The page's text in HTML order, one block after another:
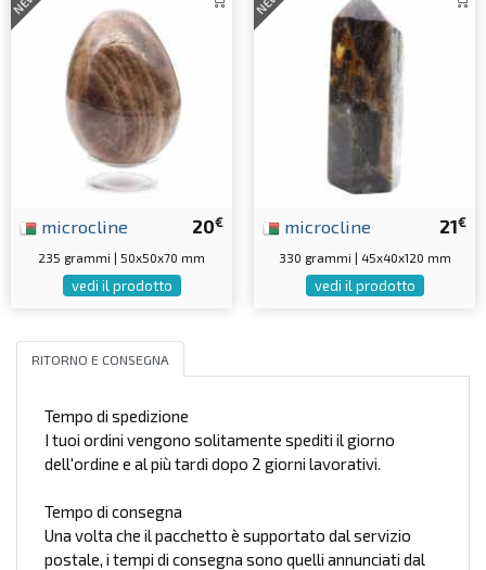
20€
microcline
235 grammi | 50x50x70 mm
vedi il prodotto
21€
microcline
330 grammi | 45x40x120 mm
vedi il prodotto
RITORNO E CONSEGNA
Tempo di spedizione
I tuoi ordini vengono solitamente spediti il giorno
dell'ordine e al più tardi dopo 2 giorni lavorativi.
Tempo di consegna
Una volta che il pacchetto è supportato dal servizio
postale, i tempi di consegna sono quelli annunciati dal